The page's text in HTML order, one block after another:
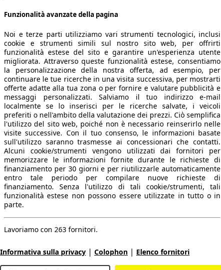
dati.
Area rivenditori
Funzionalità avanzate della pagina
Noi e terze parti utilizziamo vari strumenti tecnologici, inclusi
cookie e strumenti simili sul nostro sito web, per offrirti
funzionalità estese del sito e garantire un'esperienza utente
migliorata. Attraverso queste funzionalità estese, consentiamo
la personalizzazione della nostra offerta, ad esempio, per
continuare le tue ricerche in una visita successiva, per mostrarti
offerte adatte alla tua zona o per fornire e valutare pubblicità e
messaggi personalizzati. Salviamo il tuo indirizzo e-mail
localmente se lo inserisci per le ricerche salvate, i veicoli
preferiti o nell'ambito della valutazione dei prezzi. Ciò semplifica
l'utilizzo del sito web, poiché non è necessario reinserirlo nelle
visite successive. Con il tuo consenso, le informazioni basate
sull'utilizzo saranno trasmesse ai concessionari che contatti.
Alcuni cookie/strumenti vengono utilizzati dai fornitori per
memorizzare le informazioni fornite durante le richieste di
finanziamento per 30 giorni e per riutilizzarle automaticamente
entro tale periodo per compilare nuove richieste di
finanziamento. Senza l'utilizzo di tali cookie/strumenti, tali
funzionalità estese non possono essere utilizzate in tutto o in
parte.
Lavoriamo con 263 fornitori.
Informativa sulla privacy | Colophon | Elenco fornitori